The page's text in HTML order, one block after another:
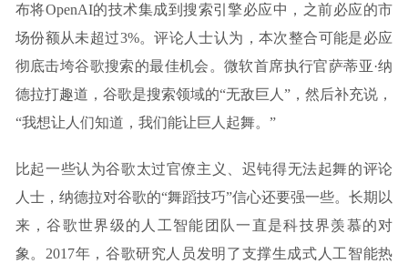
布将OpenAI的技术集成到搜索引擎必应中，之前必应的市
场份额从未超过3%。评论人士认为，本次整合可能是必应
彻底击垮谷歌搜索的最佳机会。微软首席执行官萨蒂亚·纳
德拉打趣道，谷歌是搜索领域的“无敌巨人”，然后补充说，
“我想让人们知道，我们能让巨人起舞。”
比起一些认为谷歌太过官僚主义、迟钝得无法起舞的评论
人士，纳德拉对谷歌的“舞蹈技巧”信心还要强一些。长期以
来，谷歌世界级的人工智能团队一直是科技界羡慕的对
象。2017年，谷歌研究人员发明了支撑生成式人工智能热